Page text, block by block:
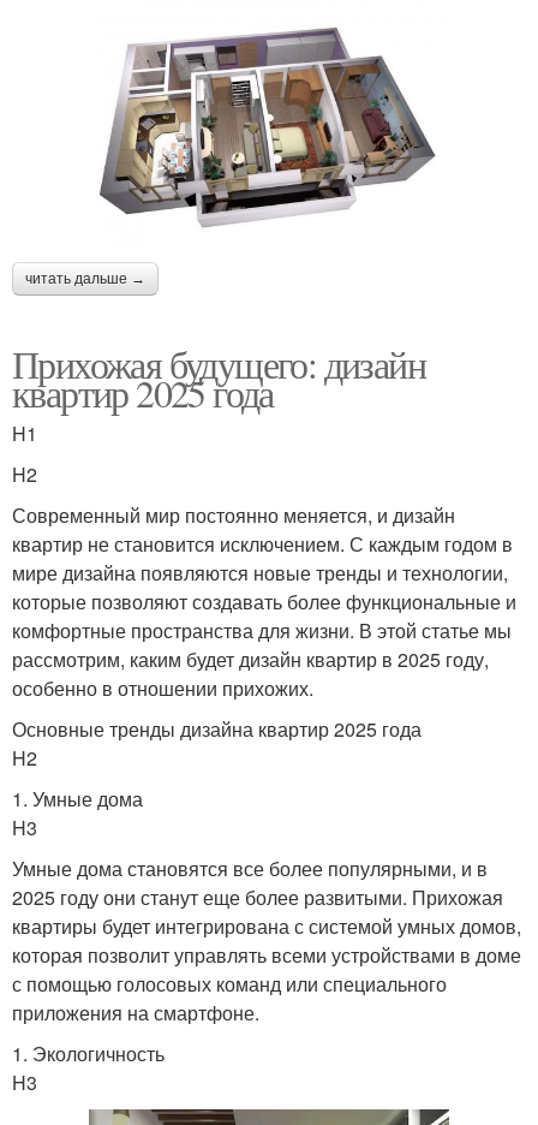
читать дальше →
Прихожая будущего: дизайн
квартир 2025 года
H1
H2
Современный мир постоянно меняется, и дизайн
квартир не становится исключением. С каждым годом в
мире дизайна появляются новые тренды и технологии,
которые позволяют создавать более функциональные и
комфортные пространства для жизни. В этой статье мы
рассмотрим, каким будет дизайн квартир в 2025 году,
особенно в отношении прихожих.
Основные тренды дизайна квартир 2025 года
H2
1. Умные дома
H3
Умные дома становятся все более популярными, и в
2025 году они станут еще более развитыми. Прихожая
квартиры будет интегрирована с системой умных домов,
которая позволит управлять всеми устройствами в доме
с помощью голосовых команд или специального
приложения на смартфоне.
1. Экологичность
H3